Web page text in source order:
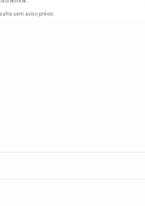
sem aviso prévio